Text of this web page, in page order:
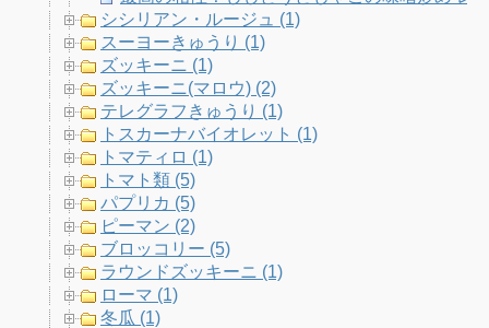
シシリアン・ルージュ (1)
スーヨーきゅうり (1)
ズッキーニ (1)
ズッキーニ(マロウ) (2)
テレグラフきゅうり (1)
トスカーナバイオレット (1)
トマティロ (1)
トマト類 (5)
パプリカ (5)
ピーマン (2)
ブロッコリー (5)
ラウンドズッキーニ (1)
ローマ (1)
冬瓜 (1)